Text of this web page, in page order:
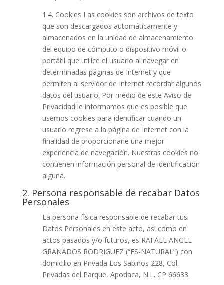
1.4. Cookies Las cookies son archivos de texto
que son descargados automáticamente y
almacenados en la unidad de almacenamiento
del equipo de cómputo o dispositivo móvil o
portátil que utilice el usuario al navegar en
determinadas páginas de Internet y que
permiten al servidor de Internet recordar algunos
datos del usuario. Por medio de este Aviso de
Privacidad le informamos que es posible que
usemos cookies para identificar cuando un
usuario regrese a la página de Internet con la
finalidad de proporcionarle una mejor
experiencia de navegación. Nuestras cookies no
contienen información personal de identificación
alguna.
2. Persona responsable de recabar Datos
Personales
La persona física responsable de recabar tus
Datos Personales en este acto, así como en
actos pasados y/o futuros, es RAFAEL ANGEL
GRANADOS RODRIGUEZ (“ES-NATURAL”) con
domicilio en Privada Los Sabinos 228, Col.
Privadas del Parque, Apodaca, N.L. CP 66633.